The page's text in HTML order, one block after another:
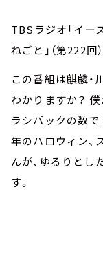
TBSラジオ「イ
ねごと」（第222
この番組は麒麟・
わかりますか？
ラシパックの数で
年のハロウィン、
んが、ゆるりとし
す。